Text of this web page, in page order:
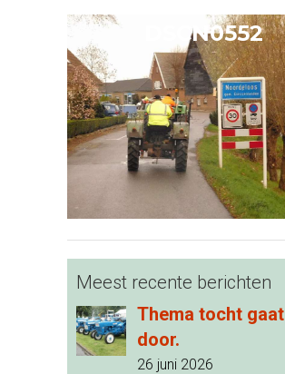
DSCN0552
Meest recente berichten
Thema tocht gaat
door.
26 juni 2026